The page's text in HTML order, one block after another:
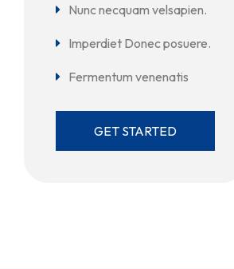
Nunc necquam velsapien.
Imperdiet Donec posuere.
Fermentum venenatis
GET STARTED